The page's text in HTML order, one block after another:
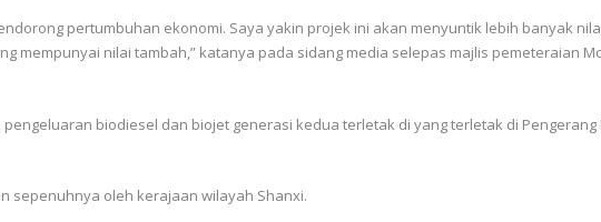
pertumbuhan ekonomi. Saya yakin projek ini akan menyuntik lebih banyak
mempunyai nilai tambah,” katanya pada sidang media selepas majlis pemeteraian
biodiesel dan biojet generasi kedua terletak di yang terletak di Pengerang
sepenuhnya oleh kerajaan wilayah Shanxi.